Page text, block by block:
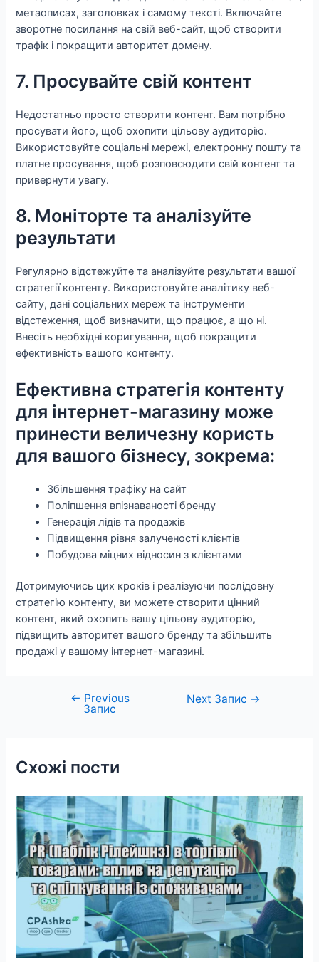
метаописах, заголовках і самому тексті. Включайте
зворотне посилання на свій веб-сайт, щоб створити
трафік і покращити авторитет домену.
7. Просувайте свій контент
Недостатньо просто створити контент. Вам потрібно
просувати його, щоб охопити цільову аудиторію.
Використовуйте соціальні мережі, електронну пошту та
платне просування, щоб розповсюдити свій контент та
привернути увагу.
8. Моніторте та аналізуйте
результати
Регулярно відстежуйте та аналізуйте результати вашої
стратегії контенту. Використовуйте аналітику веб-
сайту, дані соціальних мереж та інструменти
відстеження, щоб визначити, що працює, а що ні.
Внесіть необхідні коригування, щоб покращити
ефективність вашого контенту.
Ефективна стратегія контенту
для інтернет-магазину може
принести величезну користь
для вашого бізнесу, зокрема:
Збільшення трафіку на сайт
Поліпшення впізнаваності бренду
Генерація лідів та продажів
Підвищення рівня залученості клієнтів
Побудова міцних відносин з клієнтами
Дотримуючись цих кроків і реалізуючи послідовну
стратегію контенту, ви можете створити цінний
контент, який охопить вашу цільову аудиторію,
підвищить авторитет вашого бренду та збільшить
продажі у вашому інтернет-магазині.
Навігація
← Previous
Запис
Next Запис →
Схожі пости